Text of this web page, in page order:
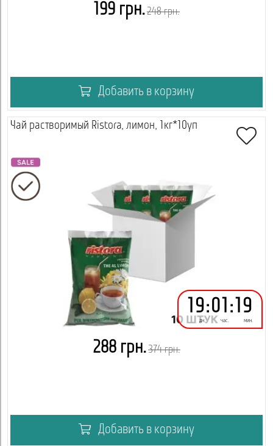
199 грн.248 грн.
Добавить в корзину
Чай растворимый Ristora, лимон, 1кг*10уп
19
дн.
:01
час.
: 19
мин.
288 грн.374 грн.
Добавить в корзину